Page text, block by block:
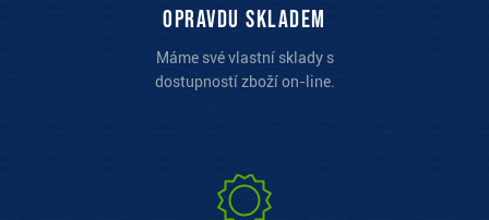
opravdu skladem
Máme své vlastní sklady s
dostupností zboží on-line.